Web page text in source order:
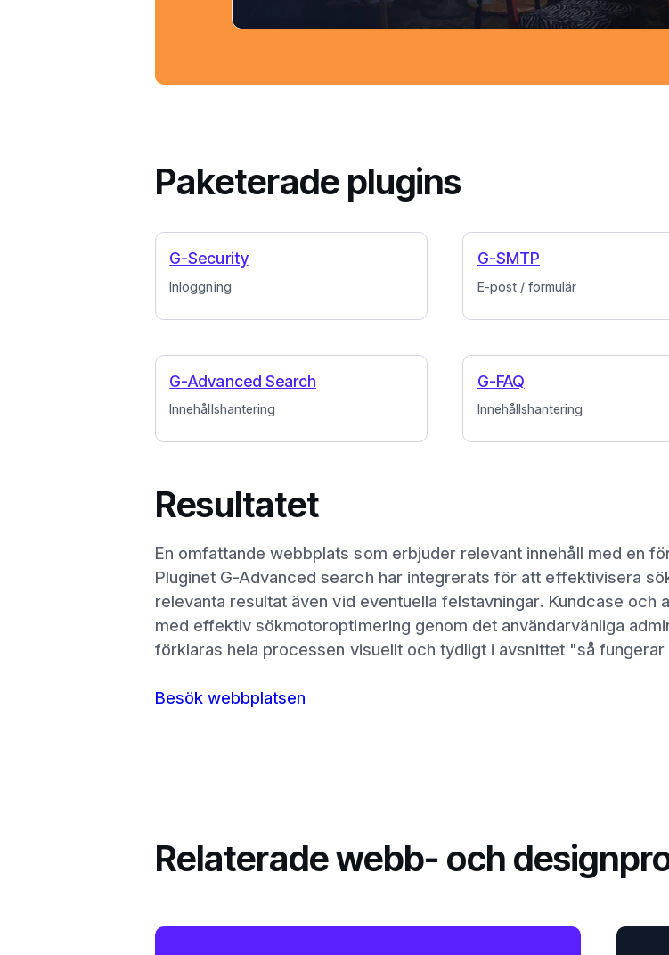
Paketerade plugins
Inloggning
G-Security
E-post / formulär
G-SMTP
Innehållshantering
G-Advanced Search
Innehållshantering
G-FAQ
Resultatet
En omfattande webbplats som erbjuder relevant innehåll med en
Pluginet G-Advanced search har integrerats för att effektivisera
relevanta resultat även vid eventuella felstavningar. Kundcase och
med effektiv sökmotoroptimering genom det användarvänliga
förklaras hela processen visuellt och tydligt i avsnittet "så fungerar
Besök webbplatsen
Relaterade webb- och